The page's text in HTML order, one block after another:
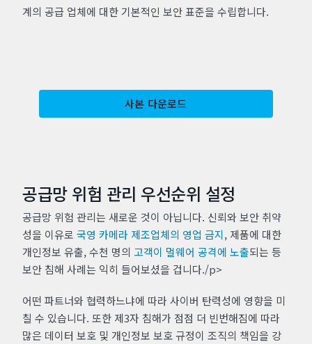
계의 공급 업체에 대한 기본적인 보안 표준을 수립합니다.
사본 다운로드
공급망 위험 관리 우선순위 설정
공급망 위험 관리는 새로운 것이 아닙니다. 신뢰와 보안 취약
성을 이유로 국영 카메라 제조업체의 영업 금지, 제품에 대한
개인정보 유출, 수천 명의 고객이 멀웨어 공격에 노출되는 등
보안 침해 사례는 익히 들어보셨을 겁니다./p>
어떤 파트너와 협력하느냐에 따라 사이버 탄력성에 영향을 미
칠 수 있습니다. 또한 제3자 침해가 점점 더 빈번해짐에 따라
많은 데이터 보호 및 개인정보 보호 규정이 조직의 책임을 강